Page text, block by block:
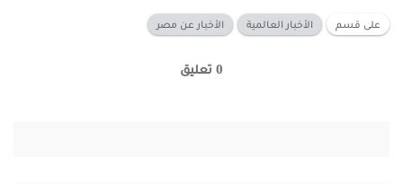
على قسم الأخبار العالمية الأخبار عن مصر
0 تعليق